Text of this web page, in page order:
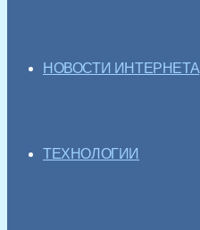
НОВОСТИ ИНТЕРНЕТА
ТЕХНОЛОГИИ